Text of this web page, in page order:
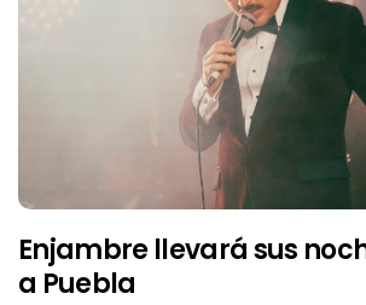
Enjambre llevará sus
a Puebla